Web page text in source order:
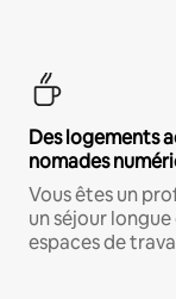
Des logements
nomades
Vous êtes un
un séjour
espaces de